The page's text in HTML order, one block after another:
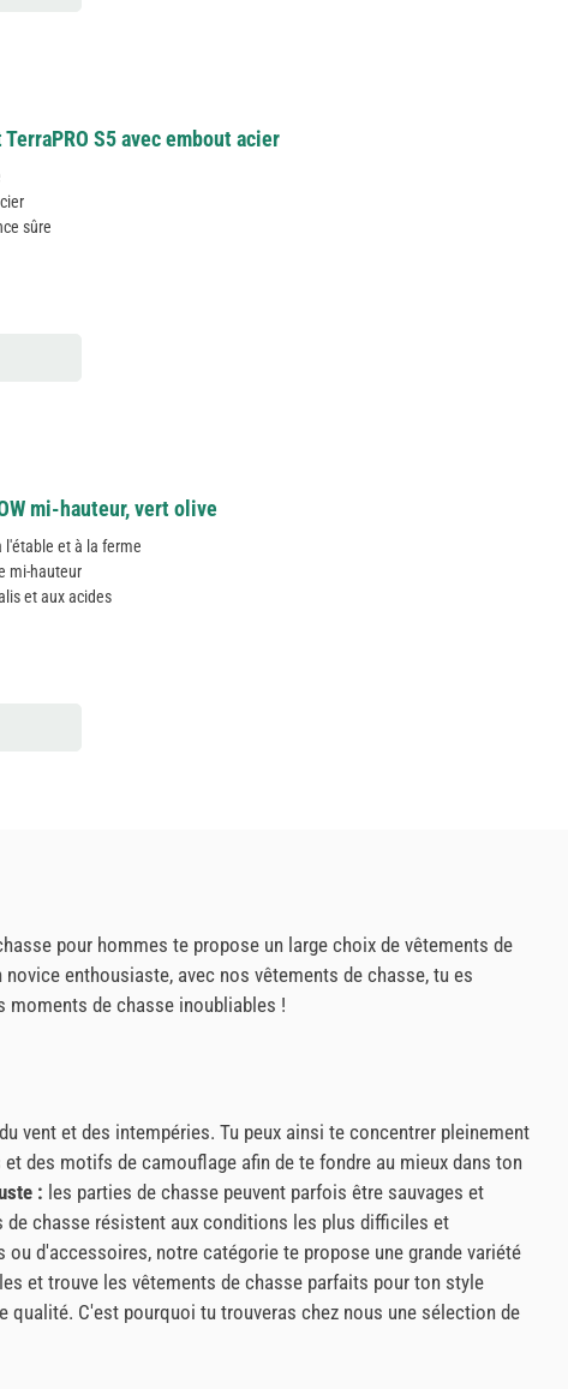
S5 avec embout acier
sûre
mi-hauteur, vert olive
et à la ferme
mi-hauteur
et aux acides
pour hommes te propose un large choix de vêtements de
enthousiaste, avec nos vêtements de chasse, tu es
de chasse inoubliables !
vent et des intempéries. Tu peux ainsi te concentrer pleinement
des motifs de camouflage afin de te fondre au mieux dans ton
: les parties de chasse peuvent parfois être sauvages et
chasse résistent aux conditions les plus difficiles et
d'accessoires, notre catégorie te propose une grande variété
et trouve les vêtements de chasse parfaits pour ton style
C'est pourquoi tu trouveras chez nous une sélection de